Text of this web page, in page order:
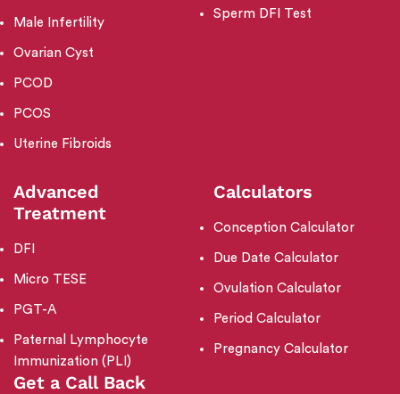
Male Infertility
Ovarian Cyst
PCOD
PCOS
Uterine Fibroids
Sperm DFI Test
Advanced
Treatment
DFI
Micro TESE
PGT-A
Paternal Lymphocyte
Immunization (PLI)
Calculators
Conception Calculator
Due Date Calculator
Ovulation Calculator
Period Calculator
Pregnancy Calculator
Get a Call Back